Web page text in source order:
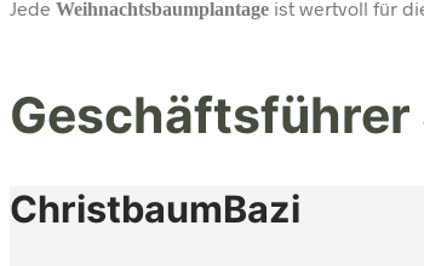
Jede Weihnachtsbaumplantage ist wertvoll für
Geschäftsführer
ChristbaumBazi